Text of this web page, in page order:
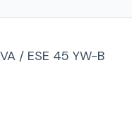
/ ESE 45 YW-B